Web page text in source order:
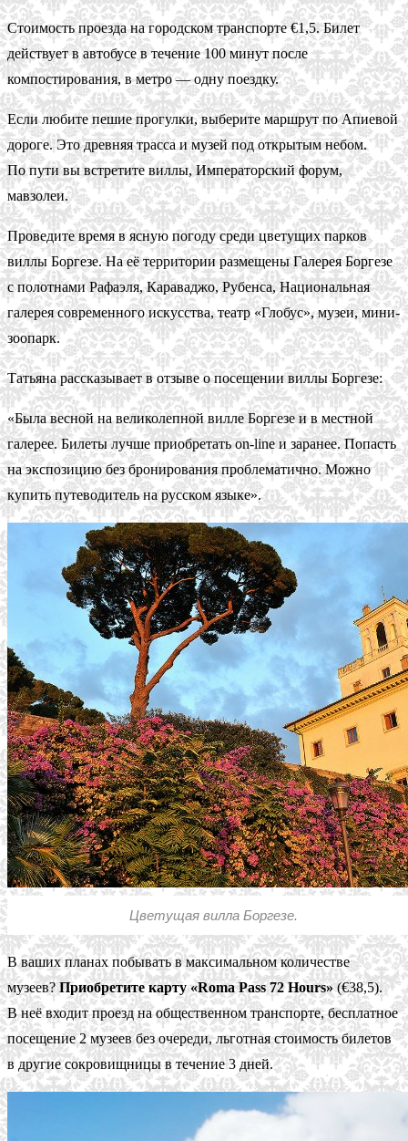
Стоимость проезда на городском транспорте €1,5. Билет
действует в автобусе в течение 100 минут после
компостирования, в метро — одну поездку.
Если любите пешие прогулки, выберите маршрут по Апиевой
дороге. Это древняя трасса и музей под открытым небом.
По пути вы встретите виллы, Императорский форум,
мавзолеи.
Проведите время в ясную погоду среди цветущих парков
виллы Боргезе. На её территории размещены Галерея Боргезе
с полотнами Рафаэля, Караваджо, Рубенса, Национальная
галерея современного искусства, театр «Глобус», музеи, мини-
зоопарк.
Татьяна рассказывает в отзыве о посещении виллы Боргезе:
«Была весной на великолепной вилле Боргезе и в местной
галерее. Билеты лучше приобретать on-line и заранее. Попасть
на экспозицию без бронирования проблематично. Можно
купить путеводитель на русском языке».
Цветущая вилла Боргезе.
В ваших планах побывать в максимальном количестве
музеев?Приобретите карту «Roma Pass 72 Hours»(€38,5).
В неё входит проезд на общественном транспорте, бесплатное
посещение 2 музеев без очереди, льготная стоимость билетов
в другие сокровищницы в течение 3 дней.